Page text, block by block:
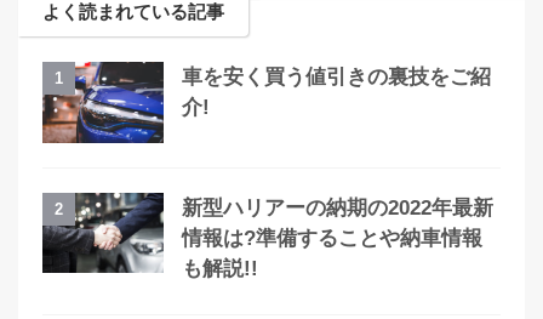
よく読まれている記事
1
車を安く買う値引きの裏技をご紹
介!
2
新型ハリアーの納期の2022年最新
情報は?準備することや納車情報
も解説!!